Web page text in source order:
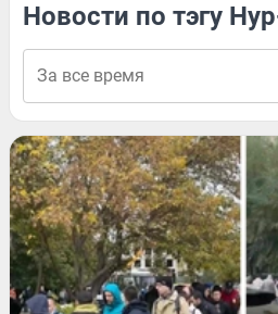
Новости по тэгу